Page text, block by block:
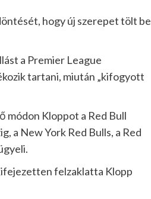
hogy új szerepet tölt be
a Premier League
tartani, miután „kifogyott
módon Kloppot a Red Bull
a New York Red Bulls, a Red
felzaklatta Klopp